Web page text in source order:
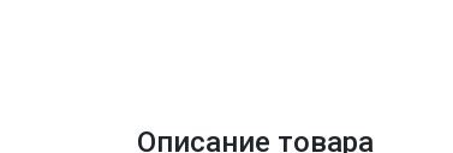
Описание товара